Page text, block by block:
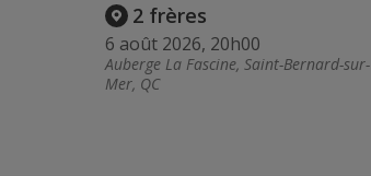
2 frères
6 août 2026, 20h00
Auberge La Fascine, Saint-Bernard-sur-
Mer, QC